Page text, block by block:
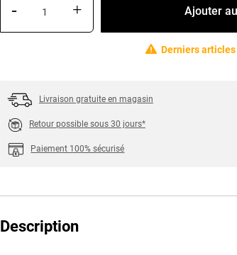
- + Ajouter
Derniers
Livraison gratuite en magasin
Retour possible sous 30 jours*
Paiement 100% sécurisé
Description